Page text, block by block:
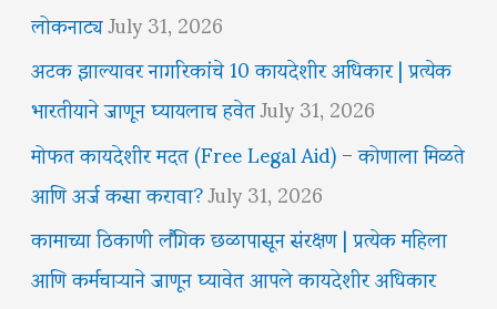
लोकनाट्यJuly 31, 2026
अटक झाल्यावर नागरिकांचे 10 कायदेशीर अधिकार | प्रत्येक
भारतीयाने जाणून घ्यायलाच हवेतJuly 31, 2026
मोफत कायदेशीर मदत (Free Legal Aid) – कोणाला मिळते
आणि अर्ज कसा करावा?July 31, 2026
कामाच्या ठिकाणी लैंगिक छळापासून संरक्षण | प्रत्येक महिला
आणि कर्मचाऱ्याने जाणून घ्यावेत आपले कायदेशीर अधिकार